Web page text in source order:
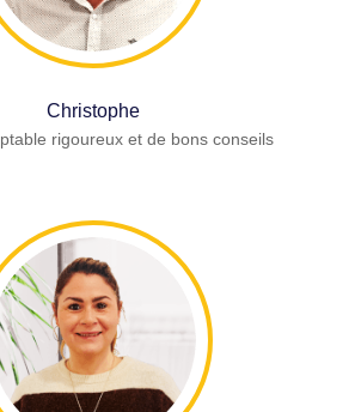
Christophe
rigoureux et de bons conseils